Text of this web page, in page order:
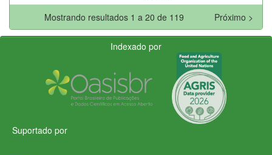
Mostrando resultados 1 a 20 de 119
Próximo >
Indexado por
Suportado por